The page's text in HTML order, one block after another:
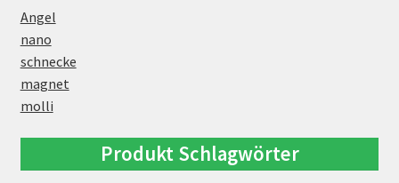
Angel
nano
schnecke
magnet
molli
Produkt Schlagwörter